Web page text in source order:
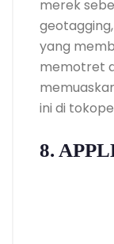
merek
yang
memotret
ini di
8.